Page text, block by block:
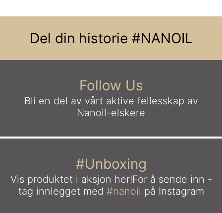
Del din historie #NANOIL
Follow Us
Bli en del av vårt aktive fellesskap av
Nanoil-elskere
#Unboxing
Vis produktet i aksjon her!For å sende inn -
tag innlegget med #nanoil på Instagram